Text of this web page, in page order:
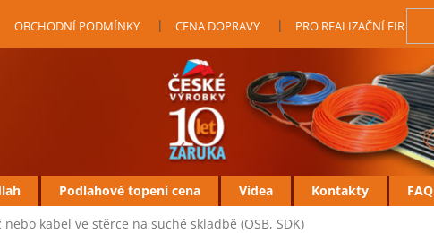
OBCHODNÍ PODMÍNKY CENA DOPRAVY PRO REALIZAČNÍ FIRMY
Podlahové topení cena Videa Kontakty FAQ
kabel ve stěrce na suché skladbě (OSB, SDK)